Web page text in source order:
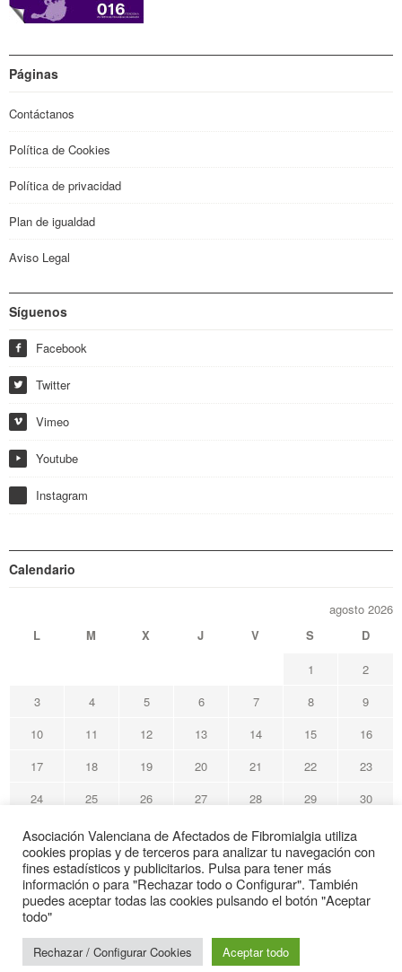
Páginas
Contáctanos
Política de Cookies
Política de privacidad
Plan de igualdad
Aviso Legal
Síguenos
f Facebook
w Twitter
i Vimeo
y Youtube
Instagram
Calendario
agosto 2026
L
M X J V S
D
1
2
3
4 5 6 7 8
9
10
11 12 13 14 15
16
17
18 19 20 21 22
23
24
25 26 27 28 29
30
31
« May
Avafi Asociación Valenciana de Afectados de Fibromialgia
Web de interés sanitario
Asociación Valenciana de Afectados de Fibromialgia utiliza
cookies propias y de terceros para analizar tu navegación con
fines estadísticos y publicitarios. Pulsa para tener más
información o para "Rechazar todo o Configurar". También
puedes aceptar todas las cookies pulsando el botón "Aceptar
todo"
Rechazar / Configurar Cookies Aceptar todo